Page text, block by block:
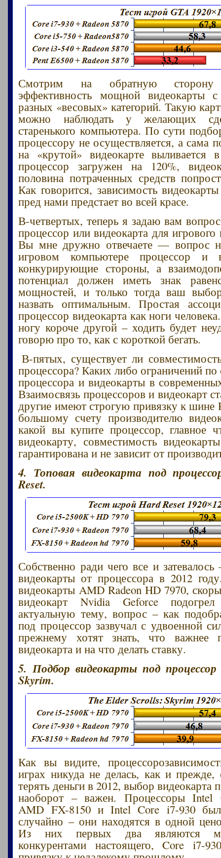
Смотрим на обратную
эффективность мощной видеокарты с
разных «весовых» категорий. Такую
можно наблюдать у желающих
старенького компьютера. По сути
процессору не осуществляется, а сама
на «крутой» видеокарте выливается
процессор загружен на 120%,
половина потраченных средств
Как говорится, зависимость
пред нами предстает во всей красе.
В-четвертых, теперь я задаю вам
процессор или видеокарта для
Вы мне дружно отвечаете — вопрос
игровом компьютере процессор и
конкурирующие стороны, а
потенциал должен иметь знак
мощностей, и только тогда ваш
назвать оптимальным. Простая
процессор видеокарта как ноги
ногу короче другой – ходить будет
говорю про то, как с короткой бегать.
В-пятых, существует ли
процессора? Каких либо ограничений
процессора и видеокарты в
Взаимосвязь процессоров и видеокарт
другие имеют строгую привязку к шине
большому счету производителю
какой вы купите процессор, главное
видеокарту, совместимость
гарантирована и не зависит от
4. Топовая видеокарта под
Reset.
Собственно ради чего все и
видеокарты от процессора в 2012
видеокарты AMD Radeon HD 7970,
видеокарт Nvidia Geforce
актуальную тему, вопрос – как
под процессор зазвучал с удвоенной
прежнему хотят знать, что важнее
видеокарта и на что делать ставку.
5. Подбор видеокарты под
Skyrim.
Как вы видите,
играх никуда не делась, как и прежде,
терять деньги в 2012, выбор видеокарта
наоборот – важен. Процессоры Intel
AMD FX-8150 и Intel Core i7-930
случайно – они находятся в одной
Из них первых два являются
конкурентами настоящего, Core i7-